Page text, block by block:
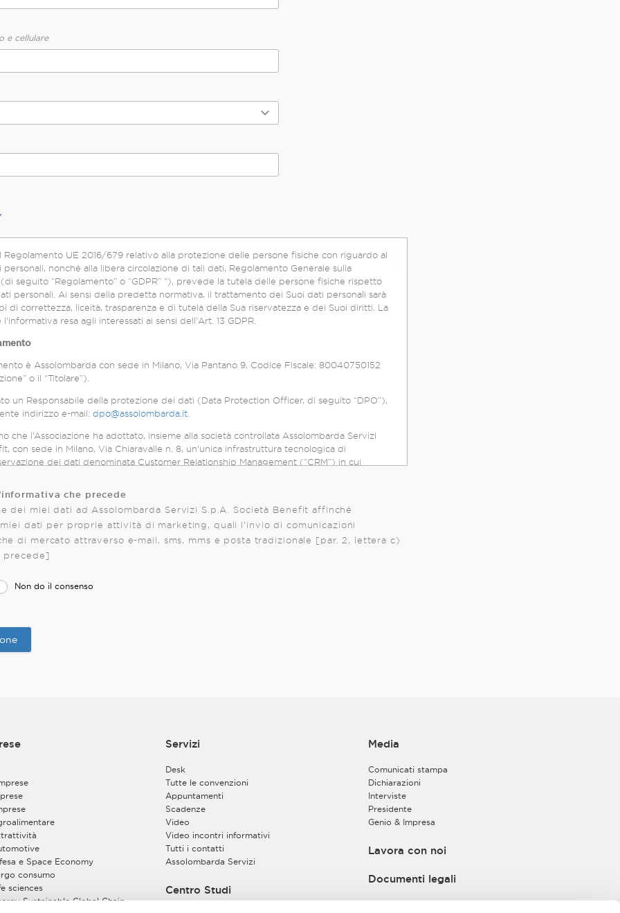
e cellulare
Regolamento UE 2016/679 relativo alla protezione delle persone fisiche con riguardo al
nonché alla libera circolazione di tali dati, Regolamento Generale sulla
“Regolamento” o “GDPR” "), prevede la tutela delle persone fisiche rispetto
personali. Ai sensi della predetta normativa, il trattamento dei Suoi dati personali sarà
di correttezza, liceità, trasparenza e di tutela della Sua riservatezza e dei Suoi diritti. La
presente costituisce l'informativa resa agli interessati ai sensi dell'Art. 13 GDPR.
è Assolombarda con sede in Milano, Via Pantano 9, Codice Fiscale: 80040750152
o il “Titolare”).
un Responsabile della protezione dei dati (Data Protection Officer, di seguito “DPO”),
indirizzo e-mail: dpo@assolombarda.it
che l’Associazione ha adottato, insieme alla società controllata Assolombarda Servizi
con sede in Milano, Via Chiaravalle n. 8, un’unica infrastruttura tecnologica di
dei dati denominata Customer Relationship Management (“CRM”) in cui
del CRM anche la gestione delle utenze per l’accesso alle aree riservate dei rispettivi
agli utenti di accedere a tali aree riservate con un’unica utenza.
trattamenti all’interno del CRM, indicati alla lettera b) del successivo paragrafo 2
l’Associazione determina quindi finalità e mezzi del trattamento congiuntamente
Assolombarda Servizi S.p.A. Società Benefit Pertanto, per tali trattamenti,
“Contitolari”) e, ai sensi dell’art. 26 GDPR, hanno sottoscritto un accordo di
indirizzi e-mail:
del trattamento dei dati personali
o webinar
personale, l’esecuzione della Sua richiesta di iscrizione al suddetto convegno, seminario
della Sua partecipazione ad esso. Il conferimento di tali dati è facoltativo, ma, in
legittimo interesse del Titolare a perseguire le finalità istituzionali dell’Associazione, i
da Lei forniti potranno essere trattati per finalità di esecuzione degli scopi
Statuto dell’Associazione (art. 2), ivi compreso l’invio a mezzo e-mail di
informativo e divulgativo. Lei potrà interrompere in qualsiasi momento l’invio di
contattando l’Associazione all’indirizzo e-mail privacy@assolombarda.it
che precede
dei miei dati ad Assolombarda Servizi S.p.A. Società Benefit affinché
dati per proprie attività di marketing, quali l’invio di comunicazioni
di mercato attraverso e-mail, sms, mms e posta tradizionale [par. 2, lettera c)
precede]
Non do il consenso
e Space Economy
consumo
sciences
Sustainable Global Chain
Servizi
Desk
Tutte le convenzioni
Appuntamenti
Scadenze
Video
Video incontri informativi
Tutti i contatti
Assolombarda Servizi
Centro Studi
Media
Comunicati stampa
Dichiarazioni
Interviste
Presidente
Genio & Impresa
Lavora con noi
Documenti legali